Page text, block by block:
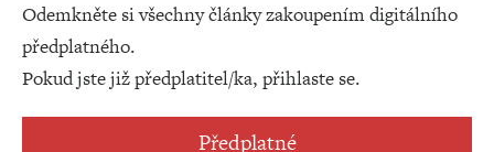
Odemkněte si všechny články zakoupením digitálního
předplatného.
Pokud jste již předplatitel/ka, přihlaste se.
Předplatné